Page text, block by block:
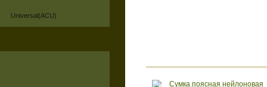
Universal(ACU)